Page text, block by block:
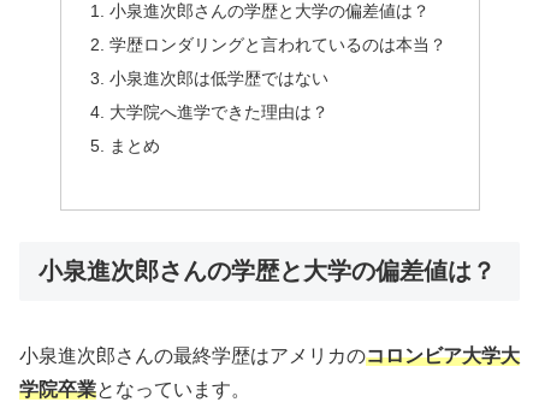
小泉進次郎さんの学歴と大学の偏差値は？
学歴ロンダリングと言われているのは本当？
小泉進次郎は低学歴ではない
大学院へ進学できた理由は？
まとめ
小泉進次郎さんの学歴と大学の偏差値は？
小泉進次郎さんの最終学歴はアメリカのコロンビア大学大
学院卒業となっています。